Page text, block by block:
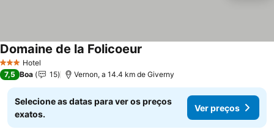
3 EstrelasHotel
Domaine de la Folicoeur
7,5 Boa 15 Vernon, a 14.4 km de Giverny
Selecione as datas para ver os preços
exatos.
Ver preços